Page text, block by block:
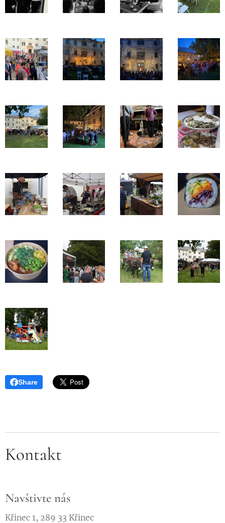
Share
Kontakt
Navštivte nás
Křinec 1, 289 33 Křinec